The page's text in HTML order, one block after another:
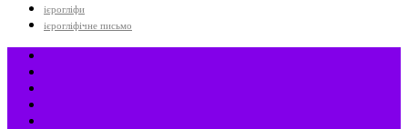
ієрогліфи
ієрогліфічне письмо